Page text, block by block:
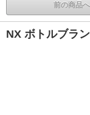
前の商品へ
NX ボトルブラ